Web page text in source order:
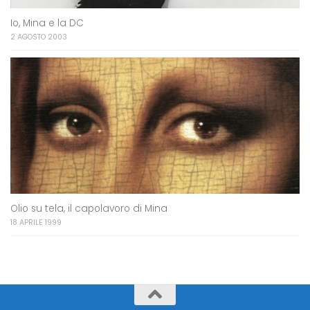
Io, Mina e la DC
2 AGOSTO 2003
Olio su tela, il capolavoro di Mina
18 APRILE 1999